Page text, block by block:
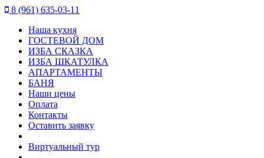
8 (961) 635-03-11
Наша кухня
ГОСТЕВОЙ ДОМ
ИЗБА СКАЗКА
ИЗБА ШКАТУЛКА
АПАРТАМЕНТЫ
БАНЯ
Наши цены
Оплата
Контакты
Оставить заявку
Виртуальный тур